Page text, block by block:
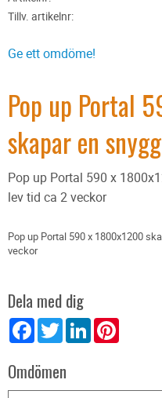
Tillv. artikelnr
Ge ett omdöme!
Pop up Portal
skapar en
Pop up Portal 590 x
lev tid ca 2 veckor
Pop up Portal 590 x 1800x1200
veckor
Dela med dig
FacebookTwitter LinkedIn
Omdömen